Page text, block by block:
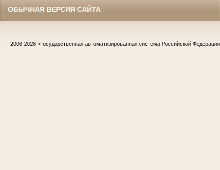
ОБЫЧНАЯ ВЕРСИЯ САЙТА
2006-2026 «Государственная автоматизированная система Российской